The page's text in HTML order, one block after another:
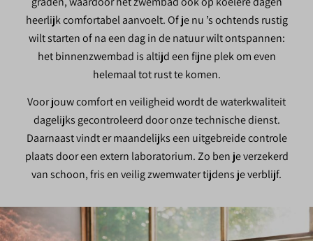
heerlijk comfortabel aanvoelt. Of je nu ’s ochtends rustig
wilt starten of na een dag in de natuur wilt ontspannen:
het binnenzwembad is altijd een fijne plek om even
helemaal tot rust te komen.
Voor jouw comfort en veiligheid wordt de waterkwaliteit
dagelijks gecontroleerd door onze technische dienst.
Daarnaast vindt er maandelijks een uitgebreide controle
plaats door een extern laboratorium. Zo ben je verzekerd
van schoon, fris en veilig zwemwater tijdens je verblijf.